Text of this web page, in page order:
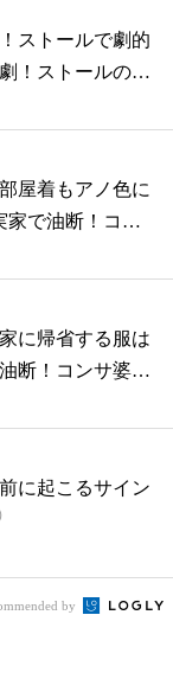
ストールで劇的
！ストールのせ
屋着もアノ色に
家で油断！コン
に帰省する服は
断！コンサ婆さ
に起こるサイン
by